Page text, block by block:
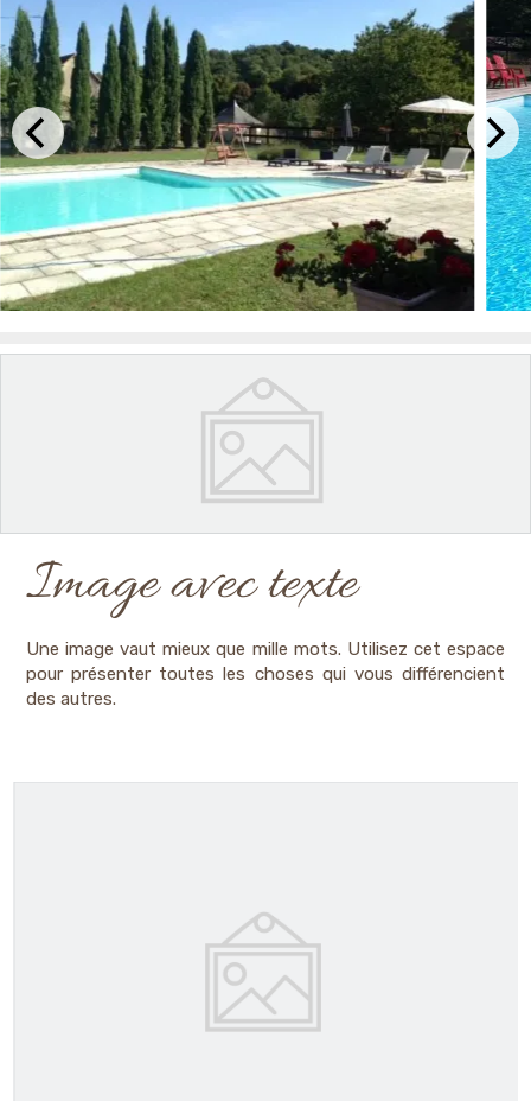
Image avec texte
Une image vaut mieux que mille mots. Utilisez cet espace
pour présenter toutes les choses qui vous différencient
des autres.